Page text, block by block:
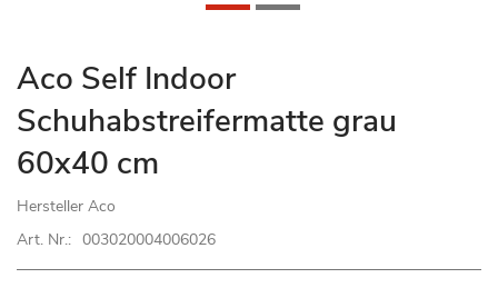
Zum
Anfang
der
springen
Aco Self Indoor
Schuhabstreifermatte grau
60x40 cm
Hersteller Aco
Art. Nr.: 003020004006026